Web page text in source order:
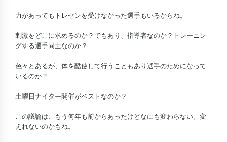
力があってもトレセンを受けなかった選手もいるからね。
刺激をどこに求めるのか？でもあり、指導者なのか？トレーニン
グする選手同士なのか？
色々とあるが、体を酷使して行うこともあり選手のためになって
いるのか？
土曜日ナイター開催がベストなのか？
この議論は、もう何年も前からあったけどなにも変わらない。変
えれないのかもね。